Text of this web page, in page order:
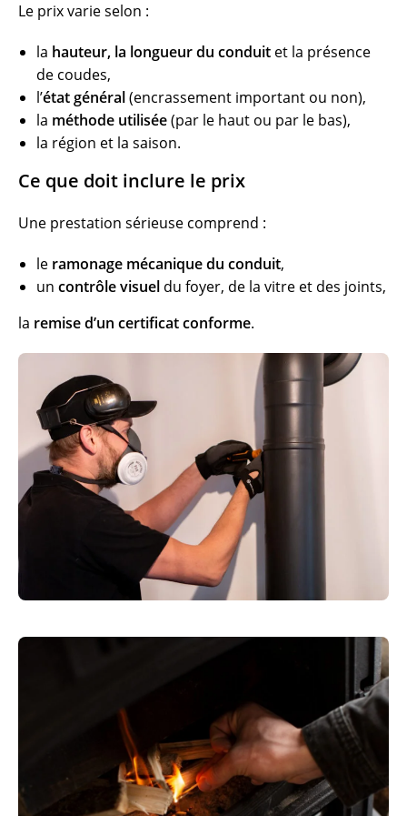
Le prix varie selon :
la hauteur, la longueur du conduit et la présence
de coudes,
l’état général(encrassement important ou non),
la méthode utilisée(par le haut ou par le bas),
la région et la saison.
Ce que doit inclure le prix
Une prestation sérieuse comprend :
le ramonage mécanique du conduit,
un contrôle visuel du foyer, de la vitre et des joints,
la remise d’un certificat conforme.